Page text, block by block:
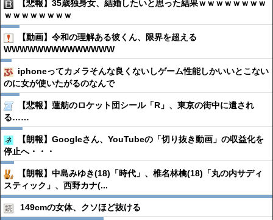
【悲報】35歳独身女、結婚したいと思った結果ｗｗｗｗｗｗｗｗ
ｗｗｗｗｗｗｗｗ
【動画】令和の理解ある彼くん、限界を超える
WWWWWWWWWWWWWW
iphoneってカメラそんな良くないしゲーム性能しかいいとこない
のに女が使いたがるのなんで
【悲報】蓮舫のロケット団シール「R」、東京の街中に遺され
る……
【朗報】Googleさん、YouTubeの「切り抜き動画」の収益化を
停止へ・・・
【朗報】中島みゆき(18)「時代」、椎名林檎(18)「丸の内サディ
スティック」、西野カナ(...
149cmの女体、クソほど抜ける